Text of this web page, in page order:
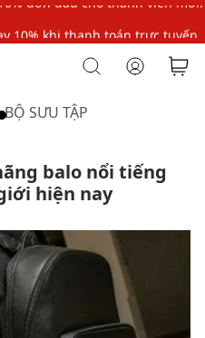
đơn đầu cho thành viên mới!
đơn đầu cho thành viên mới!
BỘ SƯU TẬP
balo nổi tiếng
hiện nay